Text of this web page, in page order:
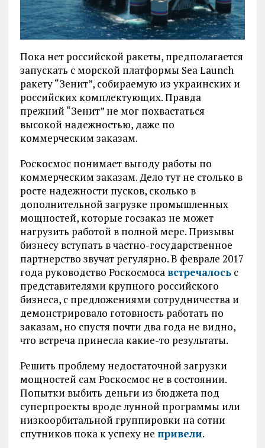
Пока нет российской ракеты, предполагается
запускать с морской платформы Sea Launch
ракету “Зенит”, собираемую из украинских и
российских комплектующих. Правда
прежний “Зенит” не мог похвастаться
высокой надежностью, даже по
коммерческим заказам.
Роскосмос понимает выгоду работы по
коммерческим заказам. Дело тут не столько в
росте надежности пусков, сколько в
дополнительной загрузке промышленных
мощностей, которые госзаказ не может
нагрузить работой в полной мере. Призывы
бизнесу вступать в частно-государственное
партнерство звучат регулярно. В феврале 2017
года руководство Роскосмоса встречалосьс
представителями крупного российского
бизнеса, с предложениями сотрудничества и
демонстрировало готовность работать по
заказам, но спустя почти два года не видно,
что встреча принесла какие-то результаты.
Решить проблему недостаточной загрузки
мощностей сам Роскосмос не в состоянии.
Попытки выбить деньги из бюджета под
суперпроекты вроде лунной программы или
низкоорбитальной группировки на сотни
спутников пока к успеху не привели.